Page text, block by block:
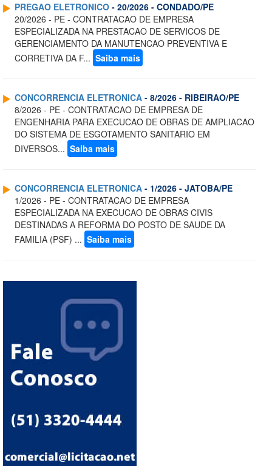
PREGAO ELETRONICO - 20/2026 - CONDADO/PE
20/2026 - PE - CONTRATACAO DE EMPRESA
ESPECIALIZADA NA PRESTACAO DE SERVICOS DE
GERENCIAMENTO DA MANUTENCAO PREVENTIVA E
CORRETIVA DA F... Saiba mais
CONCORRENCIA ELETRONICA - 8/2026 - RIBEIRAO/PE
8/2026 - PE - CONTRATACAO DE EMPRESA DE
ENGENHARIA PARA EXECUCAO DE OBRAS DE AMPLIACAO
DO SISTEMA DE ESGOTAMENTO SANITARIO EM
DIVERSOS... Saiba mais
CONCORRENCIA ELETRONICA - 1/2026 - JATOBA/PE
1/2026 - PE - CONTRATACAO DE EMPRESA
ESPECIALIZADA NA EXECUCAO DE OBRAS CIVIS
DESTINADAS A REFORMA DO POSTO DE SAUDE DA
FAMILIA (PSF) ... Saiba mais